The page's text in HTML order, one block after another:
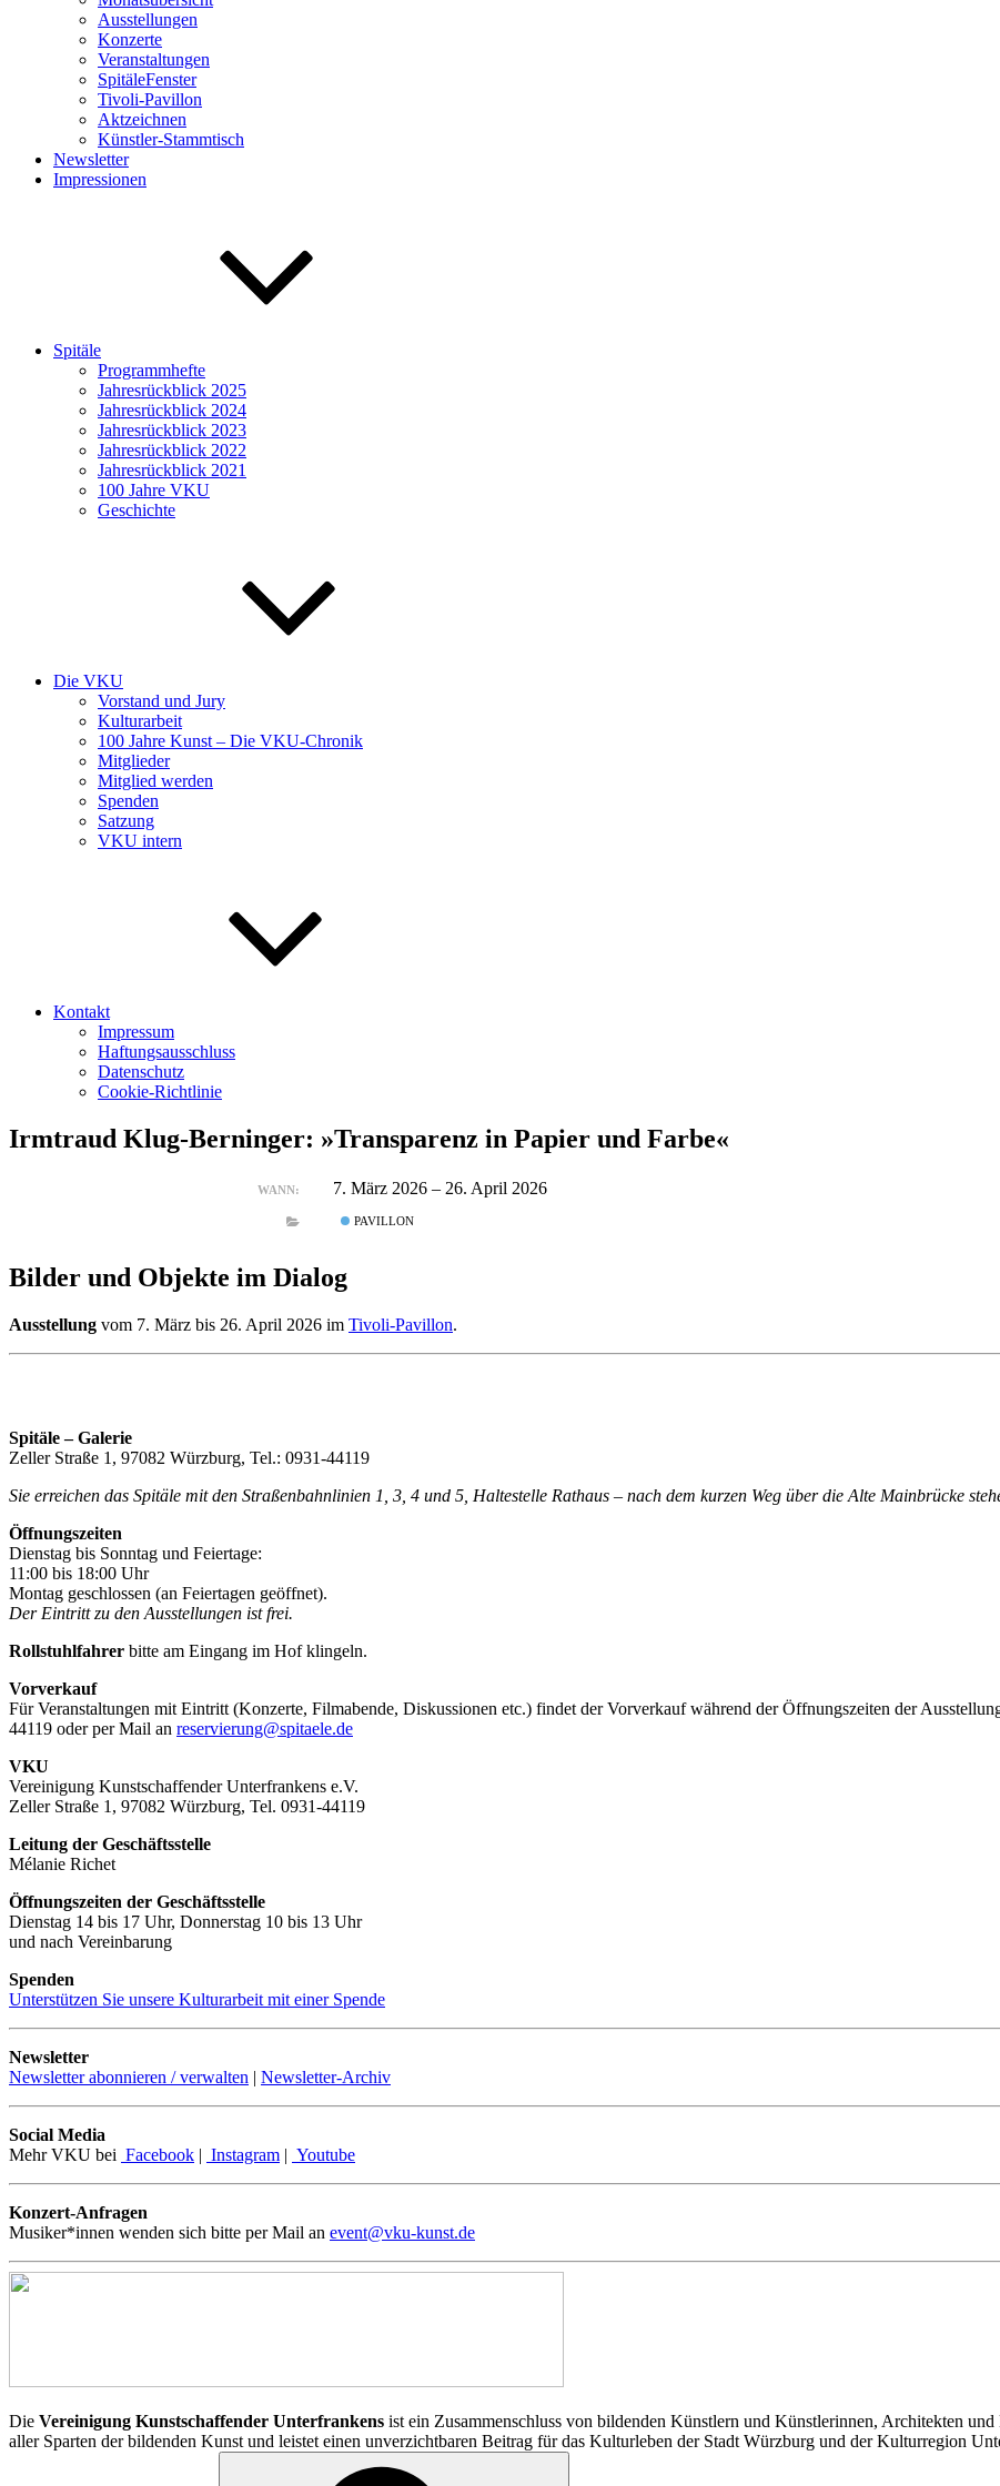
Ausstellungen
Konzerte
Veranstaltungen
SpitäleFenster
Tivoli-Pavillon
Aktzeichnen
Künstler-Stammtisch
Newsletter
Impressionen
Spitäle
Programmhefte
Jahresrückblick 2025
Jahresrückblick 2024
Jahresrückblick 2023
Jahresrückblick 2022
Jahresrückblick 2021
100 Jahre VKU
Geschichte
Die VKU
Vorstand und Jury
Kulturarbeit
100 Jahre Kunst – Die VKU-Chronik
Mitglieder
Mitglied werden
Spenden
Satzung
VKU intern
Kontakt
Impressum
Haftungsausschluss
Datenschutz
Cookie-Richtlinie
Irmtraud Klug-Berninger: »Transparenz in Papier und Farbe«
WANN: 7. März 2026 – 26. April 2026
PAVILLON
Bilder und Objekte im Dialog
Ausstellung vom 7. März bis 26. April 2026 im Tivoli-Pavillon.
Spitäle – Galerie
Zeller Straße 1, 97082 Würzburg, Tel.: 0931-44119
Sie erreichen das Spitäle mit den Straßenbahnlinien 1, 3, 4 und 5, Haltestelle Rathaus – nach dem kurzen Weg über die Alte Mainbrücke
Öffnungszeiten
Dienstag bis Sonntag und Feiertage:
11:00 bis 18:00 Uhr
Montag geschlossen (an Feiertagen geöffnet).
Der Eintritt zu den Ausstellungen ist frei.
Rollstuhlfahrer bitte am Eingang im Hof klingeln.
Vorverkauf
Für Veranstaltungen mit Eintritt (Konzerte, Filmabende, Diskussionen etc.) findet der Vorverkauf während der Öffnungszeiten der
44119 oder per Mail an reservierung@spitaele.de
VKU
Vereinigung Kunstschaffender Unterfrankens e.V.
Zeller Straße 1, 97082 Würzburg, Tel. 0931-44119
Leitung der Geschäftsstelle
Mélanie Richet
Öffnungszeiten der Geschäftsstelle
Dienstag 14 bis 17 Uhr, Donnerstag 10 bis 13 Uhr
und nach Vereinbarung
Spenden
Unterstützen Sie unsere Kulturarbeit mit einer Spende
Newsletter
Newsletter abonnieren / verwalten | Newsletter-Archiv
Social Media
Mehr VKU bei Facebook | Instagram | Youtube
Konzert-Anfragen
Musiker*innen wenden sich bitte per Mail an event@vku-kunst.de
Die Vereinigung Kunstschaffender Unterfrankens ist ein Zusammenschluss von bildenden Künstlern und Künstlerinnen, Architekten
aller Sparten der bildenden Kunst und leistet einen unverzichtbaren Beitrag für das Kulturleben der Stadt Würzburg und der Kulturregion